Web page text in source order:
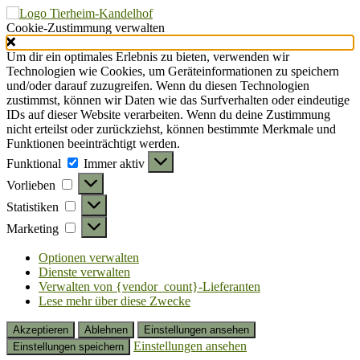
Cookie-Zustimmung verwalten
Um dir ein optimales Erlebnis zu bieten, verwenden wir
Technologien wie Cookies, um Geräteinformationen zu speichern
und/oder darauf zuzugreifen. Wenn du diesen Technologien
zustimmst, können wir Daten wie das Surfverhalten oder eindeutige
IDs auf dieser Website verarbeiten. Wenn du deine Zustimmung
nicht erteilst oder zurückziehst, können bestimmte Merkmale und
Funktionen beeinträchtigt werden.
Funktional
Funktional
Immer aktiv
Vorlieben
Vorlieben
Statistiken Statistiken
Marketing Marketing
Optionen verwalten
Dienste verwalten
Verwalten von {vendor_count}-Lieferanten
Lese mehr über diese Zwecke
Akzeptieren Ablehnen
Einstellungen ansehen
Einstellungen speichern
Einstellungen ansehen